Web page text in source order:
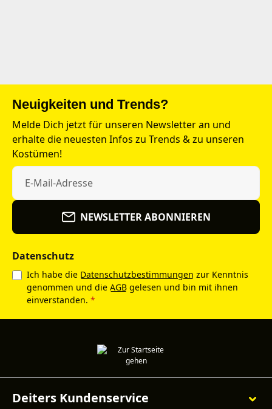
Neuigkeiten und Trends?
Melde Dich jetzt für unseren Newsletter an und
erhalte die neuesten Infos zu Trends & zu unseren
Kostümen!
NEWSLETTER ABONNIEREN
Datenschutz
Ich habe die Datenschutzbestimmungen zur Kenntnis
genommen und die AGB gelesen und bin mit ihnen
einverstanden. *
Deiters Kundenservice